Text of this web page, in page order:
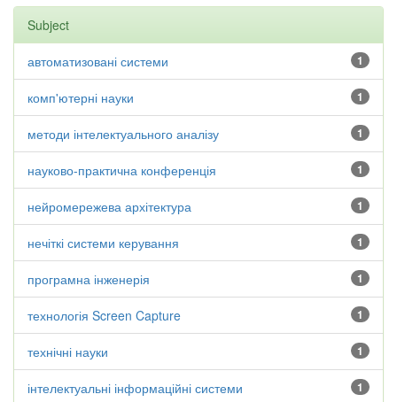
Subject
1
автоматизовані системи
1
комп'ютерні науки
1
методи інтелектуального аналізу
1
науково-практична конференція
1
нейромережева архітектура
1
нечіткі системи керування
1
програмна інженерія
1
технологія Screen Capture
1
технічні науки
1
інтелектуальні інформаційні системи